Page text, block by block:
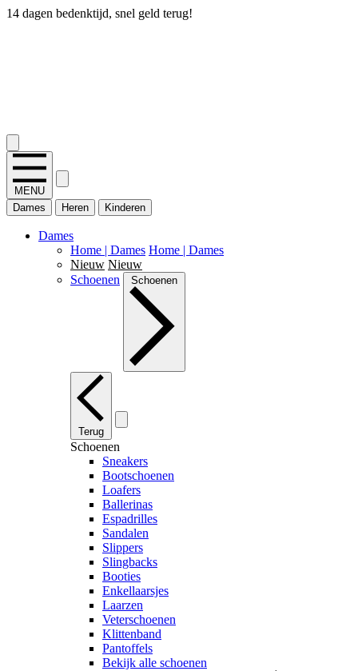
14 dagen bedenktijd, snel geld terug!
MENU
Dames
Heren Kinderen
Dames
Home | Dames Home | Dames
Nieuw Nieuw
Schoenen
Schoenen
Terug
Schoenen
Sneakers
Bootschoenen
Loafers
Ballerinas
Espadrilles
Sandalen
Slippers
Slingbacks
Booties
Enkellaarsjes
Laarzen
Veterschoenen
Klittenband
Pantoffels
Bekijk alle schoenen